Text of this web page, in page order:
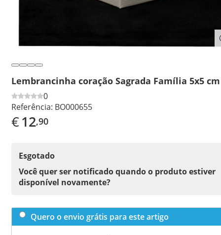
Lembrancinha coração Sagrada Família 5x5 cm
0
Referência: BO000655
€12,90
Esgotado
Você quer ser notificado quando o produto estiver
disponível novamente?
Quero o envio grátis para este artigo